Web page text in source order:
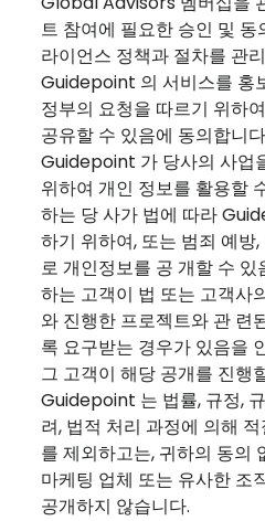
트 참여에 필요한 승인 및
라이언스 정책과 절차를 관
Guidepoint 의 서비스를 홍
정부의 요청을 따르기 위하
공유할 수 있음에 동의합니
Guidepoint 가 당사의 사업
위하여 개인 정보를 활용할
하는 당 사가 법에 따라
하기 위하여, 또는 범죄 예방
로 개인정보를 공 개할 수 있
하는 고객이 법 또는 고객사
와 진행한 프로젝트와 관 련
록 요구받는 경우가 있음을
그 고객이 해당 공개를 진행
Guidepoint 는 법률, 규정,
려, 법적 처리 과정에 의해
를 제외하고는, 귀하의 동의
마케팅 업체 또는 유사한 조
공개하지 않습니다.